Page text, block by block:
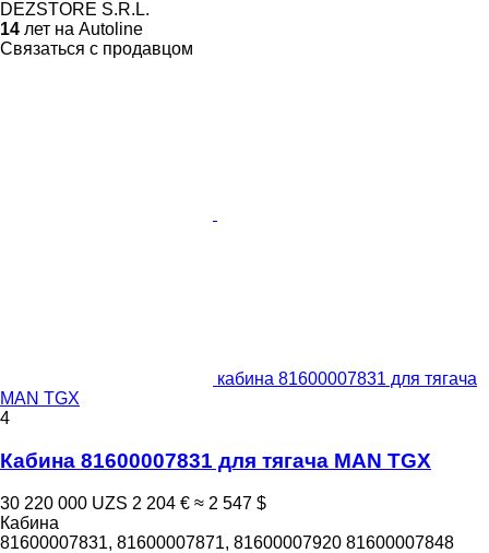
DEZSTORE S.R.L.
14 лет на Autoline
Связаться с продавцом
кабина 81600007831 для тягача
MAN TGX
4
Кабина 81600007831 для тягача MAN TGX
30 220 000 UZS 2 204 € ≈ 2 547 $
Кабина
81600007831, 81600007871, 81600007920 81600007848